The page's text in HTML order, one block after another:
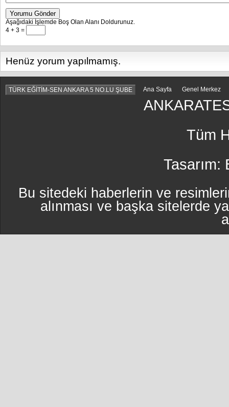
Yorumu Gönder
Aşağıdaki İşlemde Boş Olan Alanı Doldurunuz.
4 + 3 =
Henüz yorum yapılmamış.
TÜRK EĞİTİM-SEN ANKARA 5 NO.LU ŞUBE Ana Sayfa Genel Merkez
Tüm
Tasarım:
Bu sitedeki haberlerin ve
alınması ve başka sitelerde